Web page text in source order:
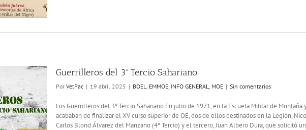
Guerrilleros del 3º Tercio Sahariano
Por VetPac | 19 abril 2025 | BOEL, EMMOE, INFO GENERAL, MOE | Sin comentarios
Los Guerrilleros del 3º Tercio Sahariano En julio de 1971, en la Escuela Militar de Montaña
acababan de finalizar el XV curso superior de OE, dos de ellos destinados en la Legión,
Carlos Blond Álvarez del Manzano (4º Tercio) y el tercero, Juan Albero Dura, que solicitó